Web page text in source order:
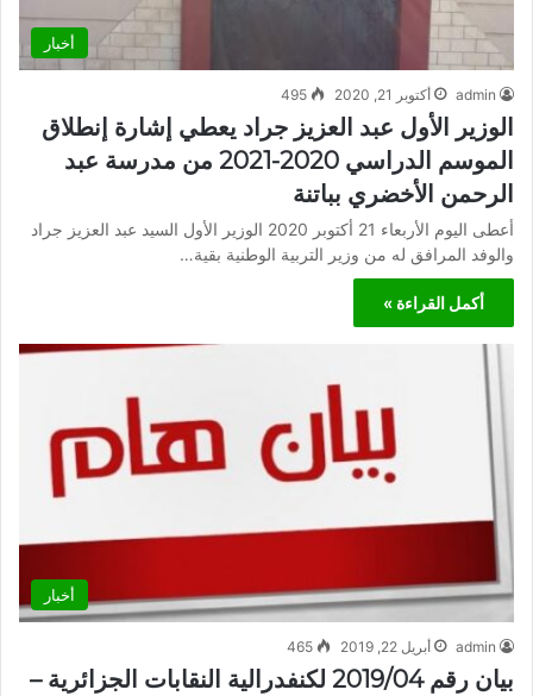
أخبار
admin أكتوبر 21, 2020 495
الوزير الأول عبد العزيز جراد يعطي إشارة إنطلاق
الموسم الدراسي 2020-2021 من مدرسة عبد
الرحمن الأخضري بباتنة
أعطى اليوم الأربعاء 21 أكتوبر 2020 الوزير الأول السيد عبد العزيز جراد
والوفد المرافق له من وزير التربية الوطنية بقية…
أكمل القراءة »
أخبار
admin أبريل 22, 2019 465
بيان رقم 2019/04 لكنفدرالية النقابات الجزائرية –